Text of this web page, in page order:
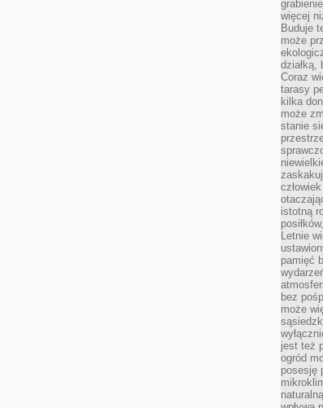
więcej
Buduje
może
działką,
Coraz
tarasy
kilka
może
stanie
istotną
Letnie
pamięć
bez
może
jest też
ogród
posesję